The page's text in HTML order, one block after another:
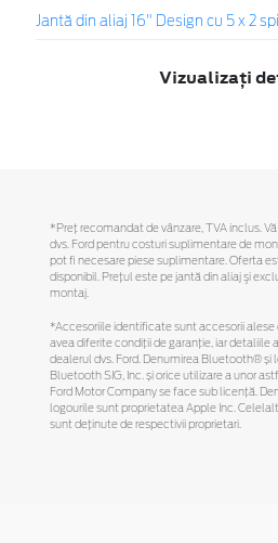
Jantă din aliaj 16" Design cu 5 x 2
Vizualizați
*Preţ recomandat de vânzare, TVA inclus.
dvs. Ford pentru costuri suplimentare de
pot fi necesare piese suplimentare. Oferta
disponibil. Preţul este pe jantă din aliaj şi
montaj.
*Accesoriile identificate sunt accesorii alese
avea diferite condiții de garanție, iar detaliile
dealerul dvs. Ford. Denumirea Bluetooth® și
Bluetooth SIG, Inc. și orice utilizare a unor
Ford Motor Company se face sub licență.
logourile sunt proprietatea Apple Inc.
sunt deținute de respectivii proprietari.